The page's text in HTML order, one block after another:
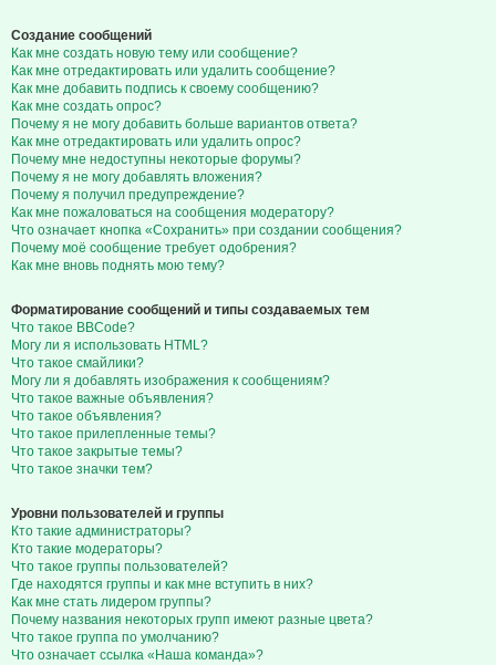
Создание сообщений
Как мне создать новую тему или сообщение?
Как мне отредактировать или удалить сообщение?
Как мне добавить подпись к своему сообщению?
Как мне создать опрос?
Почему я не могу добавить больше вариантов ответа?
Как мне отредактировать или удалить опрос?
Почему мне недоступны некоторые форумы?
Почему я не могу добавлять вложения?
Почему я получил предупреждение?
Как мне пожаловаться на сообщения модератору?
Что означает кнопка «Сохранить» при создании сообщения?
Почему моё сообщение требует одобрения?
Как мне вновь поднять мою тему?
Форматирование сообщений и типы создаваемых тем
Что такое BBCode?
Могу ли я использовать HTML?
Что такое смайлики?
Могу ли я добавлять изображения к сообщениям?
Что такое важные объявления?
Что такое объявления?
Что такое прилепленные темы?
Что такое закрытые темы?
Что такое значки тем?
Уровни пользователей и группы
Кто такие администраторы?
Кто такие модераторы?
Что такое группы пользователей?
Где находятся группы и как мне вступить в них?
Как мне стать лидером группы?
Почему названия некоторых групп имеют разные цвета?
Что такое группа по умолчанию?
Что означает ссылка «Наша команда»?